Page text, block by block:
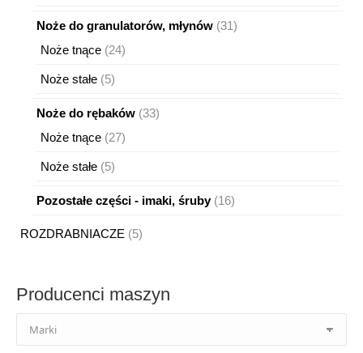
Noże do granulatorów, młynów 3131
Noże tnące 2424
Noże stałe 55
Noże do rębaków 3333
Noże tnące 2727
Noże stałe 55
Pozostałe części - imaki, śruby 1616
ROZDRABNIACZE
55
Producenci maszyn